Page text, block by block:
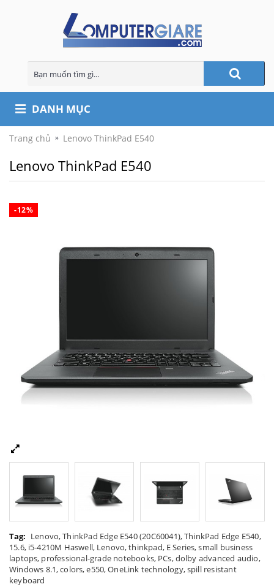
DANH MỤC
Trang chủ Lenovo ThinkPad E540
Lenovo ThinkPad E540
-12%
Tag: Lenovo,ThinkPad Edge E540 (20C60041),ThinkPad Edge E540,
15.6, i5-4210M Haswell, Lenovo,thinkpad, E Series,small business
laptops, professional-grade notebooks, PCs,dolby advanced audio,
Windows 8.1,colors,e550,OneLink technology,spill resistant
keyboard